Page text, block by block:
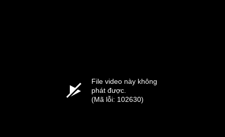
File video này không
phát được.
(Mã lỗi: 102630)